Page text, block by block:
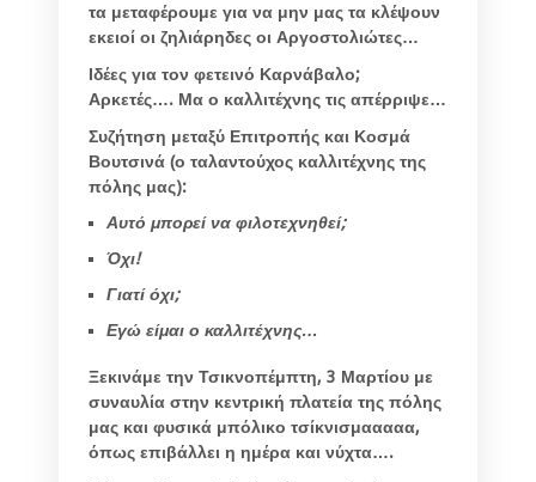
τα μεταφέρουμε για να μην μας τα κλέψουν
εκειοί οι ζηλιάρηδες οι Αργοστολιώτες…
Ιδέες για τον φετεινό Καρνάβαλο;
Αρκετές…. Μα ο καλλιτέχνης τις απέρριψε…
Συζήτηση μεταξύ Επιτροπής και Κοσμά
Βουτσινά (ο ταλαντούχος καλλιτέχνης της
πόλης μας):
Αυτό μπορεί να φιλοτεχνηθεί;
Όχι!
Γιατί όχι;
Εγώ είμαι ο καλλιτέχνης…
Ξεκινάμε την Τσικνοπέμπτη, 3 Μαρτίου με
συναυλία στην κεντρική πλατεία της πόλης
μας και φυσικά μπόλικο τσίκνισμααααα,
όπως επιβάλλει η ημέρα και νύχτα….